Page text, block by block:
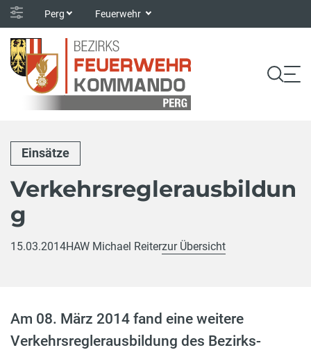
Perg Feuerwehr
Einsätze
Verkehrsreglerausbildun
g
15.03.2014HAW Michael Reiterzur Übersicht
Am 08. März 2014 fand eine weitere
Verkehrsreglerausbildung des Bezirks-